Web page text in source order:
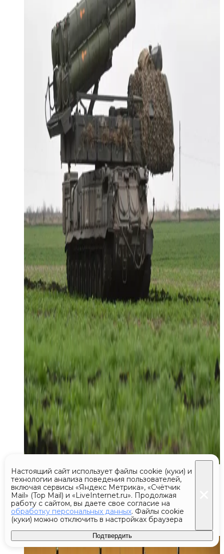
Сегодня 20:56
Гутерриш призвал США
и Россию вернуться к диалогу
по контролю над ЯО
Настоящий сайт использует файлы cookie (куки) и
технологии анализа поведения пользователей,
включая сервисы «Яндекс Метрика», «Счётчик
Mail» (Top Mail) и «LiveInternet.ru». Продолжая
работу с сайтом, вы даете свое согласие на
обработку персональных данных. Файлы cookie
(куки) можно отключить в настройках браузера
Подтвердить